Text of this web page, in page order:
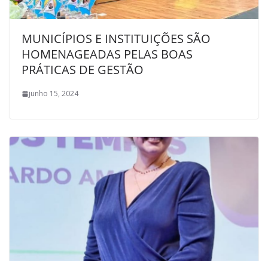
MUNICÍPIOS E INSTITUIÇÕES SÃO
HOMENAGEADAS PELAS BOAS
PRÁTICAS DE GESTÃO
junho 15, 2024